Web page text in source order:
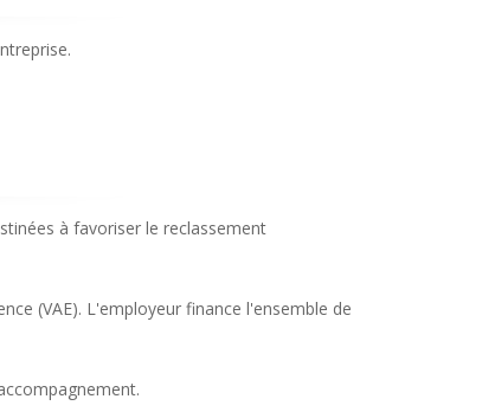
à favoriser le reclassement
(VAE). L'employeur finance l'ensemble de